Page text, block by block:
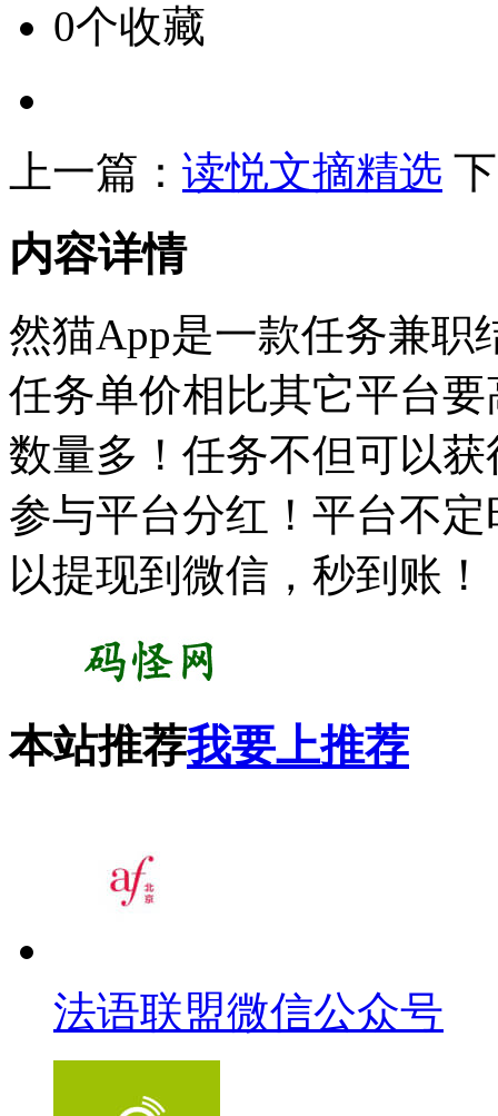
0个收藏
上一篇： 读悦文摘精选
内容详情
然猫App是一款任务兼职
任务单价相比其它平台
数量多！任务不但可以
参与平台分红！平台不
以提现到微信，秒到账！
本站推荐我要上推荐
法语联盟微信公众号